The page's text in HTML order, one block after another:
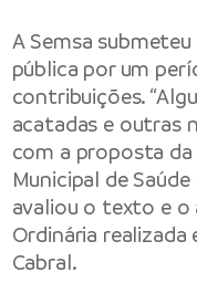
A Semsa
pública por um
contribuições.
acatadas e outras
com a proposta
Municipal de
avaliou o texto e o
Ordinária realizada
Cabral.